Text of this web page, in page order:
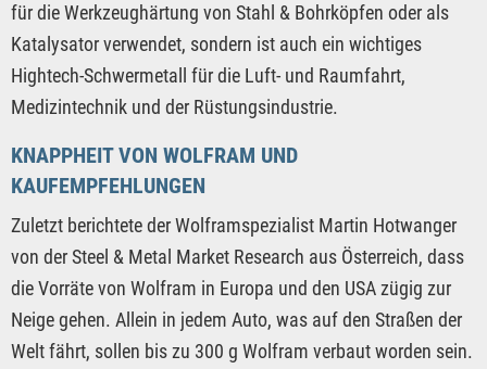
für die Werkzeughärtung von Stahl & Bohrköpfen oder als
Katalysator verwendet, sondern ist auch ein wichtiges
Hightech-Schwermetall für die Luft- und Raumfahrt,
Medizintechnik und der Rüstungsindustrie.
KNAPPHEIT VON WOLFRAM UND
KAUFEMPFEHLUNGEN
Zuletzt berichtete der Wolframspezialist Martin Hotwanger
von der Steel & Metal Market Research aus Österreich, dass
die Vorräte von Wolfram in Europa und den USA zügig zur
Neige gehen. Allein in jedem Auto, was auf den Straßen der
Welt fährt, sollen bis zu 300 g Wolfram verbaut worden sein.